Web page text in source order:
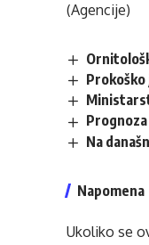
(Agencije)
Na
Napomena
Ukoliko se